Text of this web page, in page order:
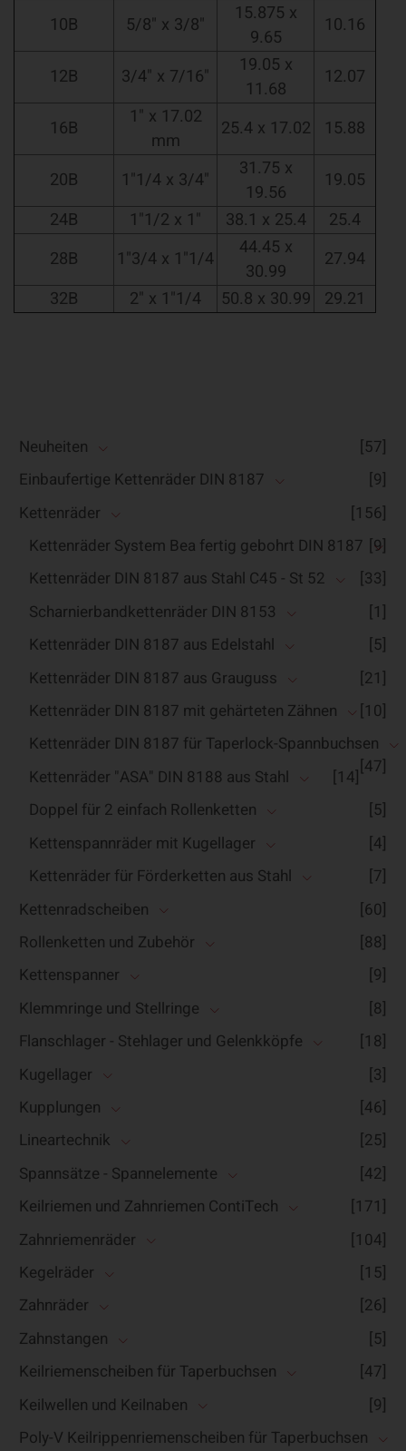
10B
5/8" x 3/8"
15.875 x
9.65
10.16
12B 3/4" x 7/16"
19.05 x
11.68
12.07
16B
1" x 17.02
mm
25.4 x 17.02 15.88
20B 1"1/4 x 3/4"
31.75 x
19.56
19.05
24B
1"1/2 x 1" 38.1 x 25.4
25.4
28B
1"3/4 x 1"1/4
44.45 x
30.99
27.94
32B
2" x 1"1/4 50.8 x 30.99 29.21
Neuheiten
[57]
Einbaufertige Kettenräder DIN 8187
[9]
Kettenräder
[156]
Kettenräder System Bea fertig gebohrt DIN 8187 [9]
Kettenräder DIN 8187 aus Stahl C45 - St 52
[33]
Scharnierbandkettenräder DIN 8153
[1]
Kettenräder DIN 8187 aus Edelstahl
[5]
Kettenräder DIN 8187 aus Grauguss
[21]
Kettenräder DIN 8187 mit gehärteten Zähnen
[10]
Kettenräder DIN 8187 für Taperlock-Spannbuchsen
[47]
Kettenräder "ASA" DIN 8188 aus Stahl
[14]
Doppel für 2 einfach Rollenketten
[5]
Kettenspannräder mit Kugellager
[4]
Kettenräder für Förderketten aus Stahl
[7]
Kettenradscheiben
[60]
Rollenketten und Zubehör
[88]
Kettenspanner
[9]
Klemmringe und Stellringe
[8]
Flanschlager - Stehlager und Gelenkköpfe
[18]
Kugellager
[3]
Kupplungen
[46]
Lineartechnik
[25]
Spannsätze - Spannelemente
[42]
Keilriemen und Zahnriemen ContiTech
[171]
Zahnriemenräder
[104]
Kegelräder
[15]
Zahnräder
[26]
Zahnstangen
[5]
Keilriemenscheiben für Taperbuchsen
[47]
Keilwellen und Keilnaben
[9]
Poly-V Keilrippenriemenscheiben für Taperbuchsen